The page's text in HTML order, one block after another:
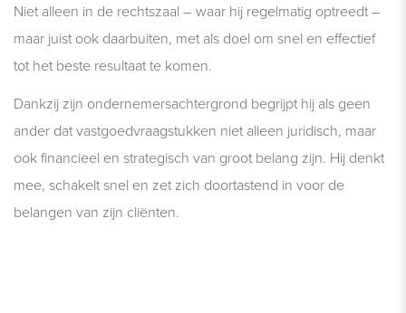
Niet alleen in de rechtszaal – waar hij regelmatig optreedt –
maar juist ook daarbuiten, met als doel om snel en effectief
tot het beste resultaat te komen.
Dankzij zijn ondernemersachtergrond begrijpt hij als geen
ander dat vastgoedvraagstukken niet alleen juridisch, maar
ook financieel en strategisch van groot belang zijn. Hij denkt
mee, schakelt snel en zet zich doortastend in voor de
belangen van zijn cliënten.